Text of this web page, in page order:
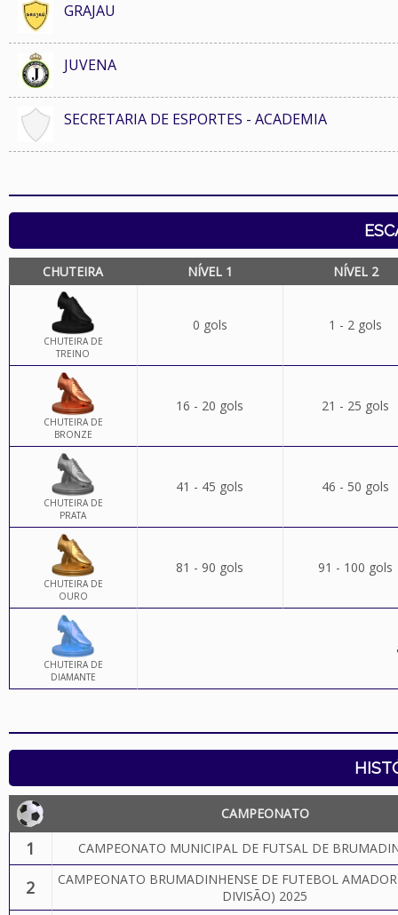
GRAJAU
JUVENA
SECRETARIA DE ESPORTES - ACADEMIA
CHUTEIRA NÍVEL 1 NÍVEL 2
CHUTEIRA DE
TREINO
0 gols 1 - 2 gols
CHUTEIRA DE
BRONZE
16 - 20 gols 21 - 25 gols
CHUTEIRA DE
PRATA
41 - 45 gols 46 - 50 gols
CHUTEIRA DE
OURO
81 - 90 gols 91 - 100 gols
CHUTEIRA DE
DIAMANTE
CAMPEONATO
1 CAMPEONATO MUNICIPAL DE FUTSAL DE
2
CAMPEONATO BRUMADINHENSE DE FUTEBOL AMADOR
DIVISÃO) 2025